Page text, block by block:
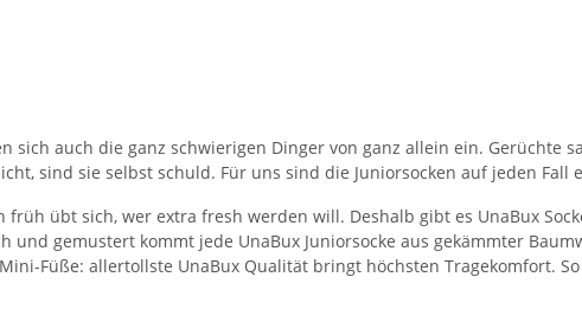
sich auch die ganz schwierigen Dinger von ganz allein ein. Gerüchte
sind sie selbst schuld. Für uns sind die Juniorsocken auf jeden Fall
übt sich, wer extra fresh werden will. Deshalb gibt es UnaBux
gemustert kommt jede UnaBux Juniorsocke aus gekämmter
Füße: allertollste UnaBux Qualität bringt höchsten Tragekomfort.